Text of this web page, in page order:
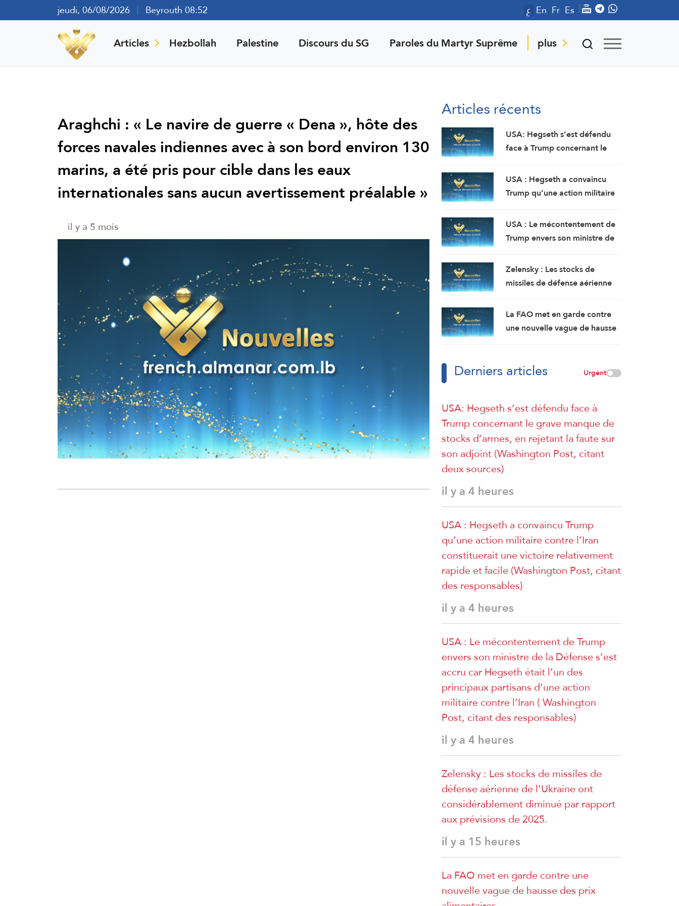
jeudi, 06/08/2026 Beyrouth 08:52 ع En Fr Es
Articles Hezbollah Palestine Discours du SG Paroles du Martyr Suprême plus
Araghchi : « Le navire de guerre « Dena », hôte des
forces navales indiennes avec à son bord environ 130
marins, a été pris pour cible dans les eaux
internationales sans aucun avertissement préalable »
il y a 5 mois
Articles récents
USA: Hegseth s’est défendu
face à Trump concernant le
d’armes, en rejetant la faute
sur son adjoint (Washington
Post, citant deux sources)
USA : Hegseth a convaincu
Trump qu’une action militaire
victoire relativement rapide et
facile (Washington Post, citant
des responsables)
USA : Le mécontentement de
Trump envers son ministre de
Hegseth était l’un des
principaux partisans d’une
responsables)
Zelensky : Les stocks de
missiles de défense aérienne
considérablement diminué par
rapport aux prévisions de
La FAO met en garde contre
une nouvelle vague de hausse
Derniers articles Urgent
USA: Hegseth s’est défendu face à
Trump concernant le grave manque de
stocks d’armes, en rejetant la faute sur
son adjoint (Washington Post, citant
deux sources)
il y a 4 heures
USA : Hegseth a convaincu Trump
qu’une action militaire contre l’Iran
constituerait une victoire relativement
rapide et facile (Washington Post, citant
des responsables)
il y a 4 heures
USA : Le mécontentement de Trump
envers son ministre de la Défense s’est
accru car Hegseth était l’un des
principaux partisans d’une action
militaire contre l’Iran ( Washington
Post, citant des responsables)
il y a 4 heures
Zelensky : Les stocks de missiles de
défense aérienne de l’Ukraine ont
considérablement diminué par rapport
aux prévisions de 2025.
il y a 15 heures
La FAO met en garde contre une
nouvelle vague de hausse des prix